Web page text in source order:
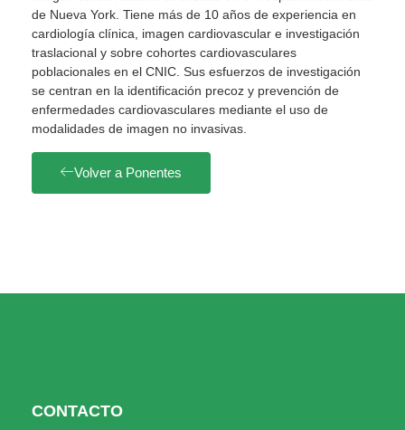
de Nueva York. Tiene más de 10 años de experiencia en
cardiología clínica, imagen cardiovascular e investigación
traslacional y sobre cohortes cardiovasculares
poblacionales en el CNIC. Sus esfuerzos de investigación
se centran en la identificación precoz y prevención de
enfermedades cardiovasculares mediante el uso de
modalidades de imagen no invasivas.
Volver a Ponentes
CONTACTO